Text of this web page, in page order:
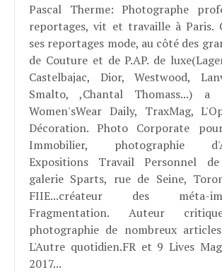
Pascal Therme: Photographe
reportages, vit et travaille à Paris.
ses reportages mode, au côté des
de Couture et de P.AP. de
Castelbajac, Dior, Westwood,
Smalto, ,Chantal Thomass...) a
Women'sWear Daily, TraxMag,
Décoration. Photo Corporate
Immobilier, photographie
Expositions Travail Personnel
galerie Sparts, rue de Seine,
FIIE...créateur des méta-
Fragmentation. Auteur
photographie de nombreux
L'Autre quotidien.FR et 9 Lives
2017...